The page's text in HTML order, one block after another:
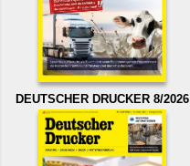
DEUTSCHER DRUCKER 8/2026